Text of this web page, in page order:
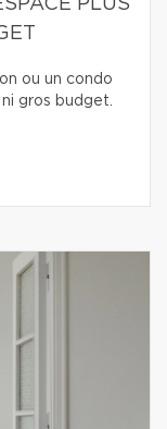
PLUS
ou un condo
gros budget.